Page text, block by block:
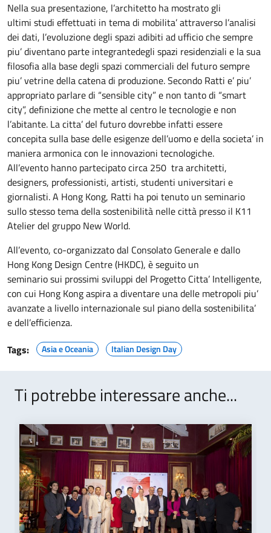
Nella sua presentazione, l’architetto ha mostrato gli
ultimi studi effettuati in tema di mobilita’ attraverso l’analisi
dei dati, l’evoluzione degli spazi adibiti ad ufficio che sempre
piu’ diventano parte integrantedegli spazi residenziali e la sua
filosofia alla base degli spazi commerciali del futuro sempre
piu’ vetrine della catena di produzione. Secondo Ratti e’ piu’
appropriato parlare di “sensible city” e non tanto di “smart
city”, definizione che mette al centro le tecnologie e non
l’abitante. La citta’ del futuro dovrebbe infatti essere
concepita sulla base delle esigenze dell’uomo e della societa’ in
maniera armonica con le innovazioni tecnologiche.
All’evento hanno partecipato circa 250 tra architetti,
designers, professionisti, artisti, studenti universitari e
giornalisti. A Hong Kong, Ratti ha poi tenuto un seminario
sullo stesso tema della sostenibilità nelle città presso il K11
Atelier del gruppo New World.
All’evento, co-organizzato dal Consolato Generale e dallo
Hong Kong Design Centre (HKDC), è seguito un
seminario sui prossimi sviluppi del Progetto Citta’ Intelligente,
con cui Hong Kong aspira a diventare una delle metropoli piu’
avanzate a livello internazionale sul piano della sostenibilita’
e dell’efficienza.
Tags:
Asia e Oceania Italian Design Day
Ti potrebbe interessare anche...